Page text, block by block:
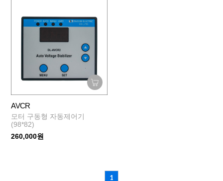
AVCR
모터 구동형 자동제어기
(98*82)
260,000원
1